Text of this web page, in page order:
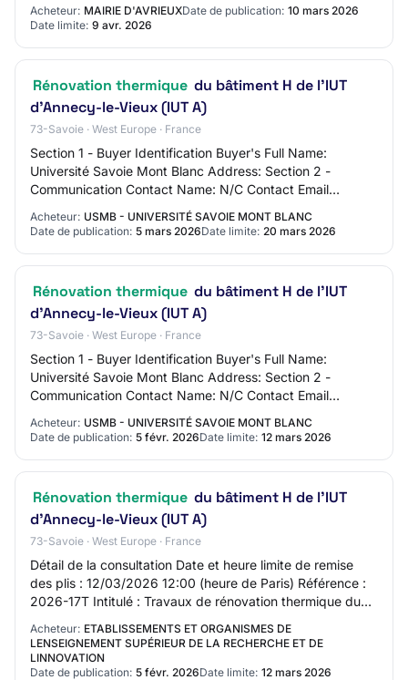
Groupement de comman…
Acheteur: MAIRIE D'AVRIEUXDate de publication: 10 mars 2026
Date limite: 9 avr. 2026
Rénovation thermique du bâtiment H de l'IUT
d’Annecy-le-Vieux (IUT A)
73-Savoie · West Europe · France
Section 1 - Buyer Identification Buyer's Full Name:
Université Savoie Mont Blanc Address: Section 2 -
Communication Contact Name: N/C Contact Email
Address: N/C Contact Phone Number: N/C Section 3 -…
Acheteur: USMB - UNIVERSITÉ SAVOIE MONT BLANC
Date de publication: 5 mars 2026Date limite: 20 mars 2026
Rénovation thermique du bâtiment H de l'IUT
d’Annecy-le-Vieux (IUT A)
73-Savoie · West Europe · France
Section 1 - Buyer Identification Buyer's Full Name:
Université Savoie Mont Blanc Address: Section 2 -
Communication Contact Name: N/C Contact Email
Address: N/C Contact Phone Number: N/C Section 3 -…
Acheteur: USMB - UNIVERSITÉ SAVOIE MONT BLANC
Date de publication: 5 févr. 2026Date limite: 12 mars 2026
Rénovation thermique du bâtiment H de l'IUT
d’Annecy-le-Vieux (IUT A)
73-Savoie · West Europe · France
Détail de la consultation Date et heure limite de remise
des plis : 12/03/2026 12:00 (heure de Paris) Référence :
2026-17T Intitulé : Travaux de rénovation thermique du
Acheteur: ETABLISSEMENTS ET ORGANISMES DE
LENSEIGNEMENT SUPÉRIEUR DE LA RECHERCHE ET DE
LINNOVATION
Date de publication: 5 févr. 2026Date limite: 12 mars 2026